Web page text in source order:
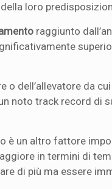
loro
raggiunto
o dell’allevatore da
noto track record di
è un altro fattore
in termini di
di più ma essere